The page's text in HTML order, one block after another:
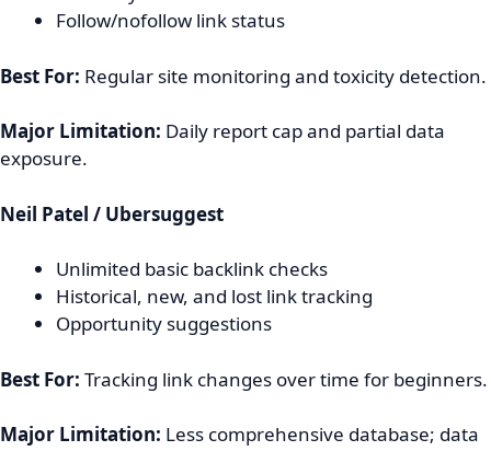
Follow/nofollow link status
Best For: Regular site monitoring and toxicity detection.
Major Limitation: Daily report cap and partial data
exposure.
Neil Patel / Ubersuggest
Unlimited basic backlink checks
Historical, new, and lost link tracking
Opportunity suggestions
Best For: Tracking link changes over time for beginners.
Major Limitation: Less comprehensive database; data